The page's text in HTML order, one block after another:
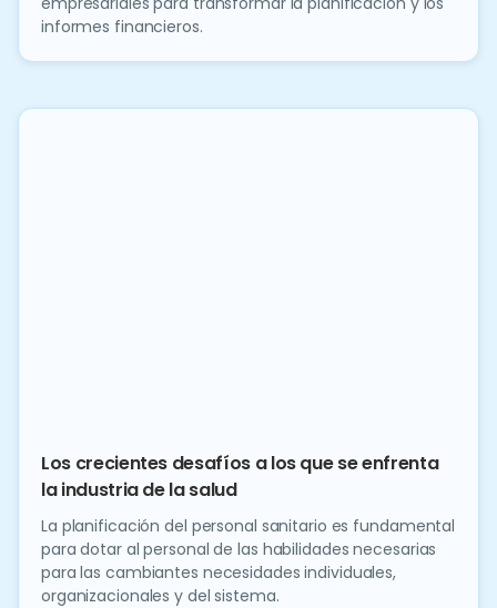
informes financieros.
Los crecientes desafíos a los que se enfrenta
la industria de la salud
La planificación del personal sanitario es fundamental
para dotar al personal de las habilidades necesarias
para las cambiantes necesidades individuales,
organizacionales y del sistema.